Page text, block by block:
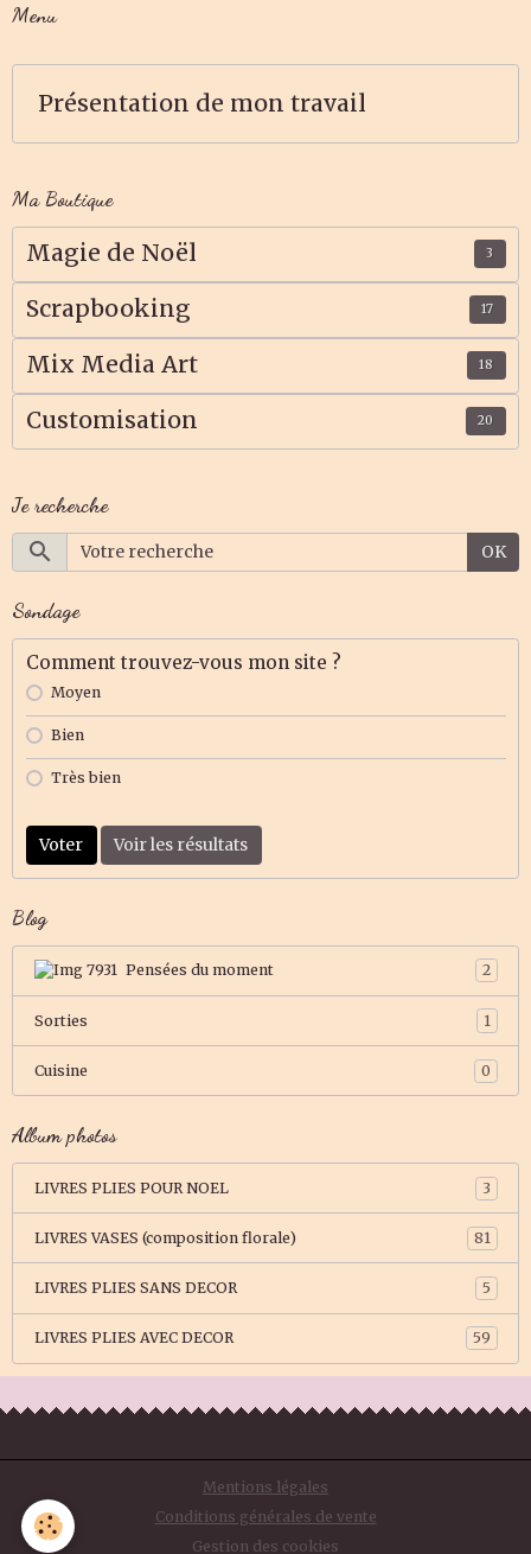
Menu
Présentation de mon travail
Ma Boutique
Magie de Noël 3
Scrapbooking 17
Mix Media Art 18
Customisation 20
Je recherche
OK
Sondage
Comment trouvez-vous mon site ?
Moyen
Bien
Très bien
Voter Voir les résultats
Blog
Pensées du moment 2
Sorties 1
Cuisine 0
Album photos
LIVRES PLIES POUR NOEL 3
LIVRES VASES (composition florale) 81
LIVRES PLIES SANS DECOR 5
LIVRES PLIES AVEC DECOR 59
Mentions légales
Conditions générales de vente
Gestion des cookies